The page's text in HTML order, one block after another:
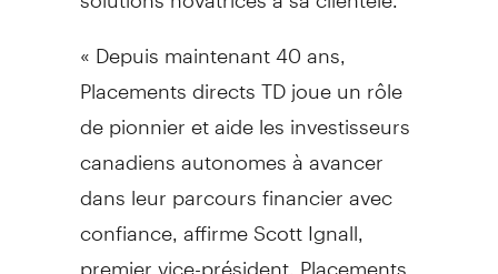
« Depuis maintenant 40 ans,
Placements directs TD joue un rôle
de pionnier et aide les investisseurs
canadiens autonomes à avancer
dans leur parcours financier avec
confiance, affirme Scott Ignall,
premier vice-président, Placements